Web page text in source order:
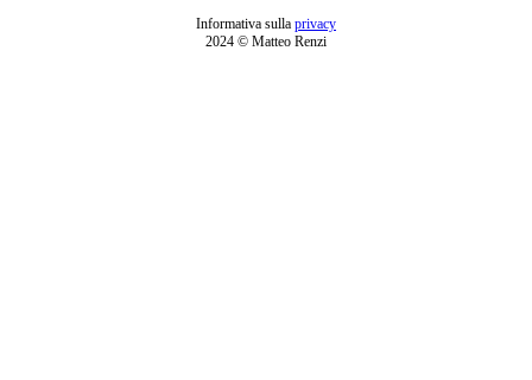
Informativa sulla privacy
2024 © Matteo Renzi